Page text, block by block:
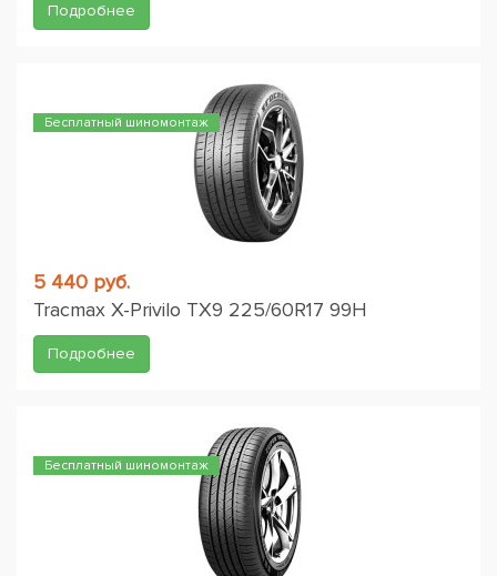
Подробнее
Бесплатный шиномонтаж
5 440 руб.
Tracmax X-Privilo TX9 225/60R17 99H
Подробнее
Бесплатный шиномонтаж